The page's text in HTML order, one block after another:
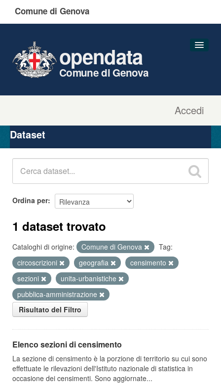
Comune di Genova
Accedi
opendata
Comune di Genova
Organizzazioni
Gruppi
Dataset
Ordina per
1 dataset trovato
Cataloghi di origine: Comune di Genova
Tag:
circoscrizioni
geografia
censimento
sezioni
unita-urbanistiche
pubblica-amministrazione
Risultato del Filtro
Elenco sezioni di censimento
La sezione di censimento è la porzione di territorio su cui sono
effettuate le rilevazioni dell'Istituto nazionale di statistica in
occasione dei censimenti. Sono aggiornate...